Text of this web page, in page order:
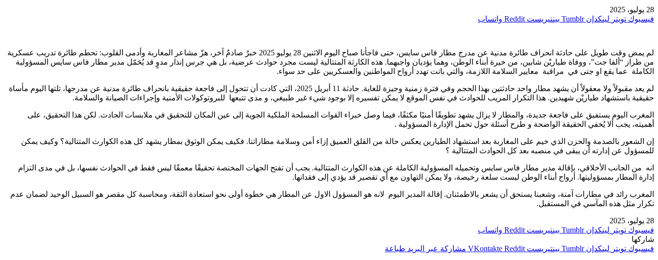
28 يوليو، 2025
فيسبوك تويتر لينكدإن بينتيريست واتساب
لم يمض وقت طويل على حادثة انحراف طائرة مدنية عن مدرج مطار فاس سايس، حتى فاجأنا صباح اليوم الاثنين 28 يوليو 2025 خبرٌ صادمٌ آخر، هزّ مشاعر المغاربة وأدمى القلوب: تحطم طائرة تدريب عسكرية
من طراز “ألفا جت”، ووفاة طياريْن شابين، من خيرة أبناء الوطن، وهما يؤديان واجبهما. هذه الكارثة المتتالية ليست مجرد حوادث عرضية، بل هي جرس إنذار مدوٍ قد يُحَمّل مدير مطار فاس سايس المسؤولية
الكاملة عما يقع او جتى في مراقبة معايير السلامة اللازمة، والتي باتت تهدد أرواح المواطنين والعسكريين على حد سواء.
لم يعد مقبولاً ولا معقولاً أن يشهد مطار واحد حادثتين بهذا الحجم وفي فترة زمنية وجيزة للغاية. حادثة 11 أبريل 2025، التي كادت أن تتحول إلى فاجعة حقيقية بانحراف طائرة مدنية عن مدرجها، تلتها اليوم مأساة
حقيقية باستشهاد طياريْن شهيدين. هذا التكرار المريب للحوادث في نفس الموقع لا يمكن تفسيره إلا بوجود شيء غير طبيغي، و مدى تتبعها للبروتوكولات الأمنية وإجراءات الصيانة والسلامة.
المغرب اليوم يستفيق على فاجعة جديدة، والمطار لا يزال يشهد تطويقًا أمنيًا مكثفًا، فيما وصل خبراء القوات المسلحة الملكية الجوية إلى عين المكان للتحقيق في ملابسات الحادث. لكن هذا التحقيق، على
أهميته، يجب ألا يُخفي الحقيقة الواضحة و طرح أسئلة حول تحمل الإدارة المسؤولية .
إن الشعور بالصدمة والحزن الذي خيم على المغاربة بعد استشهاد الطيارين يعكس حالة من القلق العميق إزاء أمن وسلامة مطاراتنا. فكيف يمكن الوثوق بمطار يشهد كل هذه الكوارث المتتالية؟ وكيف يمكن
للمسؤول عن إدارته أن يبقى في منصبه بعد كل الحوادث المتتالية ؟
انه من الجانب الأخلاقي، بإقالة مدير مطار فاس سايس وتحميله المسؤولية الكاملة عن هذه الكوارث المتتالية. يجب أن تفتح الجهات المختصة تحقيقًا معمقًا ليس فقط في الحوادث نفسها، بل في مدى التزام
إدارة المطار بمسؤوليتها. أرواح أبناء الوطن ليست سلعة رخيصة، ولا يمكن التهاون مع أي تقصير قد يؤدي إلى فقدانها.
المغرب رائد في مطارات آمنة، وشعبنا يستحق أن يشعر بالاطمئنان. إقالة المدير اليوم لانه هو المسؤول الاول عن المطار هي خطوة أولى نحو استعادة الثقة، ومحاسبة كل مقصر هو السبيل الوحيد لضمان عدم
تكرار مثل هذه المآسي في المستقبل.
28 يوليو، 2025
فيسبوك تويتر لينكدإن بينتيريست
واتساب
شاركها
فيسبوك تويتر لينكدإن بينتيريست مشاركة عبر البريد طباعة